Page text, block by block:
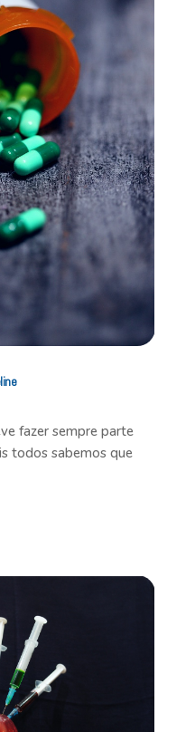
fazer sempre parte
todos sabemos que